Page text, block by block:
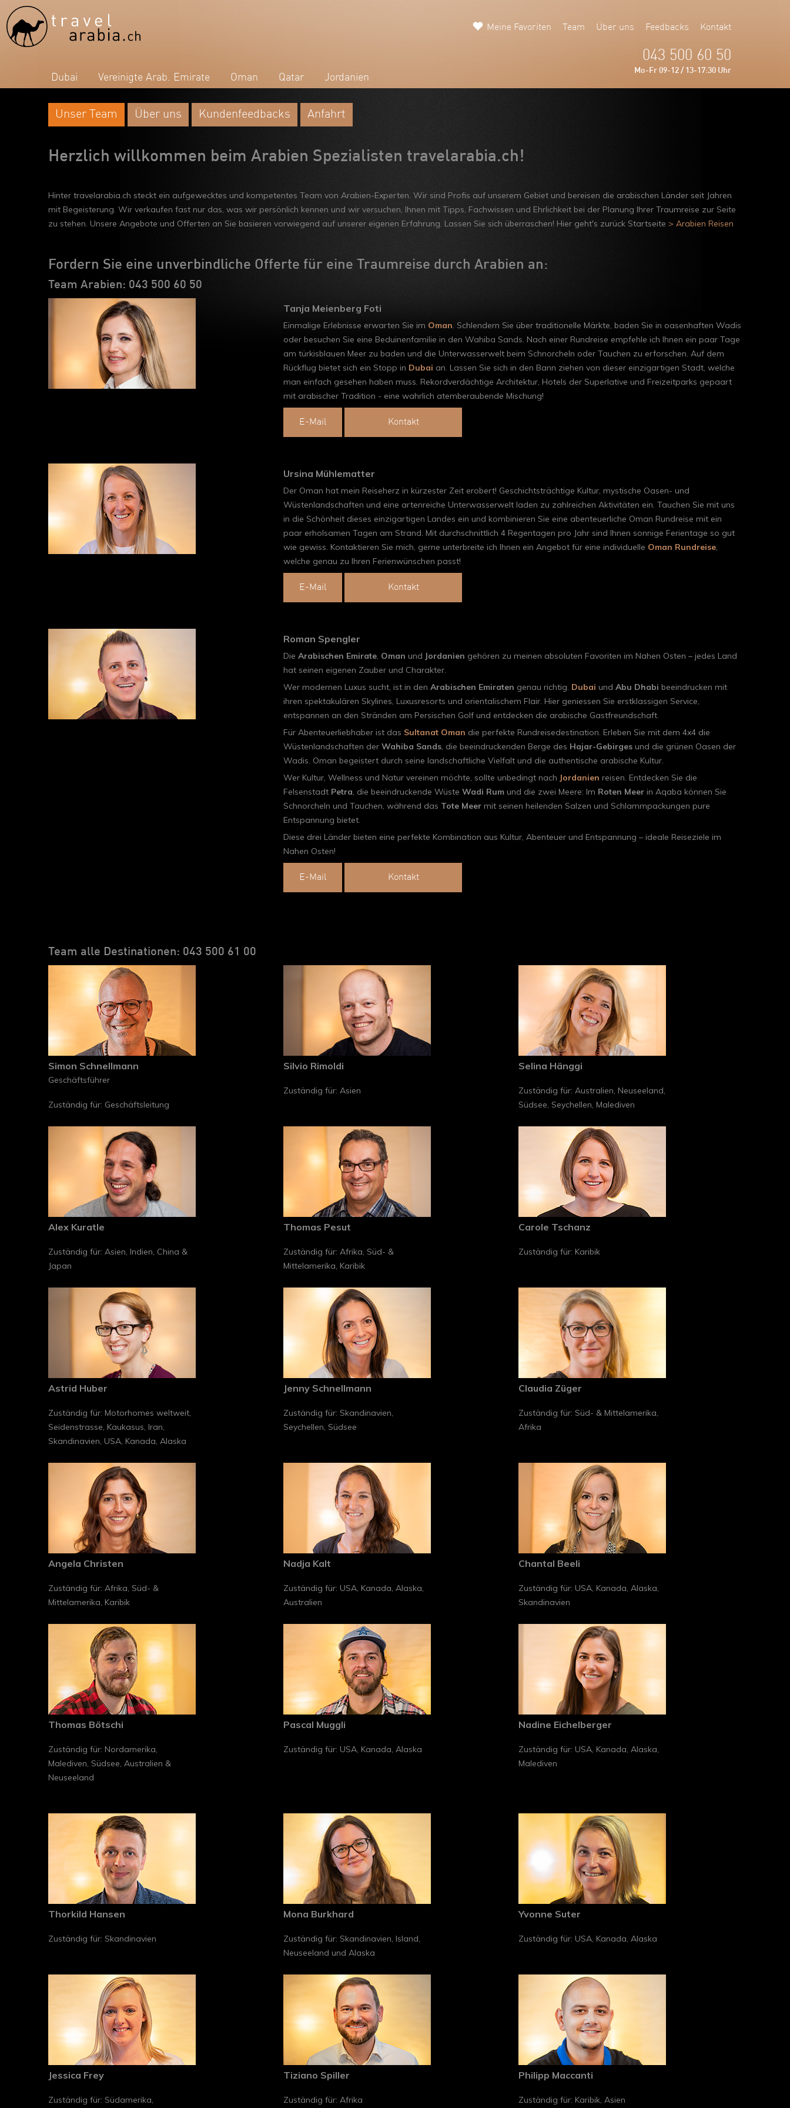
Dubai Vereinigte Arab. Emirate Oman Qatar Jordanien
Meine Favoriten Team Über uns Feedbacks Kontakt
043 500 60 50
Mo-Fr 09-12 / 13-17:30 Uhr
Unser Team Über uns Kundenfeedbacks Anfahrt
Herzlich willkommen beim Arabien Spezialisten travelarabia.ch!
Hinter travelarabia.ch steckt ein aufgewecktes und kompetentes Team von Arabien-Experten. Wir sind Profis auf unserem Gebiet und bereisen die arabischen Länder seit Jahren
mit Begeisterung. Wir verkaufen fast nur das, was wir persönlich kennen und wir versuchen, Ihnen mit Tipps, Fachwissen und Ehrlichkeit bei der Planung Ihrer Traumreise zur Seite
zu stehen. Unsere Angebote und Offerten an Sie basieren vorwiegend auf unserer eigenen Erfahrung. Lassen Sie sich überraschen! Hier geht's zurück Startseite > Arabien Reisen
Fordern Sie eine unverbindliche Offerte für eine Traumreise durch Arabien an:
Team Arabien: 043 500 60 50
Tanja Meienberg Foti
Einmalige Erlebnisse erwarten Sie im Oman. Schlendern Sie über traditionelle Märkte, baden Sie in oasenhaften Wadis
oder besuchen Sie eine Beduinenfamilie in den Wahiba Sands. Nach einer Rundreise empfehle ich Ihnen ein paar Tage
am türkisblauen Meer zu baden und die Unterwasserwelt beim Schnorcheln oder Tauchen zu erforschen. Auf dem
Rückflug bietet sich ein Stopp in Dubai an. Lassen Sie sich in den Bann ziehen von dieser einzigartigen Stadt, welche
man einfach gesehen haben muss. Rekordverdächtige Architektur, Hotels der Superlative und Freizeitparks gepaart
mit arabischer Tradition - eine wahrlich atemberaubende Mischung!
E-Mail Kontakt
Ursina Mühlematter
Der Oman hat mein Reiseherz in kürzester Zeit erobert! Geschichtsträchtige Kultur, mystische Oasen- und
Wüstenlandschaften und eine artenreiche Unterwasserwelt laden zu zahlreichen Aktivitäten ein. Tauchen Sie mit uns
in die Schönheit dieses einzigartigen Landes ein und kombinieren Sie eine abenteuerliche Oman Rundreise mit ein
paar erholsamen Tagen am Strand. Mit durchschnittlich 4 Regentagen pro Jahr sind Ihnen sonnige Ferientage so gut
wie gewiss. Kontaktieren Sie mich, gerne unterbreite ich Ihnen ein Angebot für eine individuelle Oman Rundreise,
welche genau zu Ihren Ferienwünschen passt!
E-Mail Kontakt
Roman Spengler
Die Arabischen Emirate, Oman und Jordanien gehören zu meinen absoluten Favoriten im Nahen Osten – jedes Land
hat seinen eigenen Zauber und Charakter.
Wer modernen Luxus sucht, ist in den Arabischen Emiraten genau richtig. Dubai und Abu Dhabi beeindrucken mit
ihren spektakulären Skylines, Luxusresorts und orientalischem Flair. Hier geniessen Sie erstklassigen Service,
entspannen an den Stränden am Persischen Golf und entdecken die arabische Gastfreundschaft.
Für Abenteuerliebhaber ist das Sultanat Oman die perfekte Rundreisedestination. Erleben Sie mit dem 4x4 die
Wüstenlandschaften der Wahiba Sands, die beeindruckenden Berge des Hajar-Gebirges und die grünen Oasen der
Wadis. Oman begeistert durch seine landschaftliche Vielfalt und die authentische arabische Kultur.
Wer Kultur, Wellness und Natur vereinen möchte, sollte unbedingt nach Jordanien reisen. Entdecken Sie die
Felsenstadt Petra, die beeindruckende Wüste Wadi Rum und die zwei Meere: Im Roten Meer in Aqaba können Sie
Schnorcheln und Tauchen, während das Tote Meer mit seinen heilenden Salzen und Schlammpackungen pure
Entspannung bietet.
Diese drei Länder bieten eine perfekte Kombination aus Kultur, Abenteuer und Entspannung – ideale Reiseziele im
Nahen Osten!
E-Mail Kontakt
Team alle Destinationen: 043 500 61 00
Simon Schnellmann
Geschäftsführer
Zuständig für: Geschäftsleitung
Silvio Rimoldi
Zuständig für: Asien
Selina Hänggi
Zuständig für: Australien, Neuseeland,
Südsee, Seychellen, Malediven
Alex Kuratle
Zuständig für: Asien, Indien, China &
Japan
Thomas Pesut
Zuständig für: Afrika, Süd- &
Mittelamerika, Karibik
Carole Tschanz
Zuständig für: Karibik
Astrid Huber
Zuständig für: Motorhomes weltweit,
Seidenstrasse, Kaukasus, Iran,
Skandinavien, USA, Kanada, Alaska
Jenny Schnellmann
Zuständig für: Skandinavien,
Seychellen, Südsee
Claudia Züger
Zuständig für: Süd- & Mittelamerika,
Afrika
Angela Christen
Zuständig für: Afrika, Süd- &
Mittelamerika, Karibik
Nadja Kalt
Zuständig für: USA, Kanada, Alaska,
Australien
Chantal Beeli
Zuständig für: USA, Kanada, Alaska,
Skandinavien
Thomas Bötschi
Zuständig für: Nordamerika,
Malediven, Südsee, Australien &
Neuseeland
Pascal Muggli
Zuständig für: USA, Kanada, Alaska
Nadine Eichelberger
Zuständig für: USA, Kanada, Alaska,
Malediven
Thorkild Hansen
Zuständig für: Skandinavien
Mona Burkhard
Zuständig für: Skandinavien, Island,
Neuseeland und Alaska
Yvonne Suter
Zuständig für: USA, Kanada, Alaska
Jessica Frey
Zuständig für: Südamerika,
Tiziano Spiller
Zuständig für: Afrika
Philipp Maccanti
Zuständig für: Karibik, Asien